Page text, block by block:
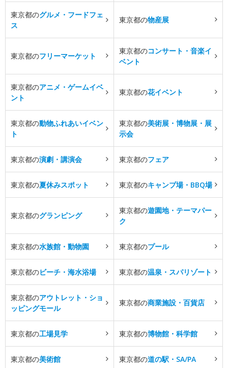
東京都のグルメ・フードフェ
ス
東京都の物産展
東京都のフリーマーケット
東京都のコンサート・音楽イ
ベント
東京都のアニメ・ゲームイベ
ント
東京都の花イベント
東京都の動物ふれあいイベン
ト
東京都の美術展・博物展・展
示会
東京都の演劇・講演会 東京都のフェア
東京都の夏休みスポット 東京都のキャンプ場・BBQ場
東京都のグランピング
東京都の遊園地・テーマパー
ク
東京都の水族館・動物園 東京都のプール
東京都のビーチ・海水浴場 東京都の温泉・スパリゾート
東京都のアウトレット・ショ
ッピングモール
東京都の商業施設・百貨店
東京都の工場見学 東京都の博物館・科学館
東京都の美術館 東京都の道の駅・SA/PA